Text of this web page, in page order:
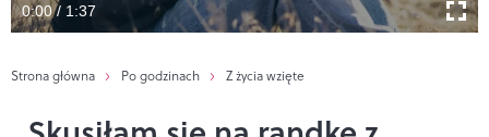
0:00 / 1:37
Strona główna Po godzinach Z życia wzięte